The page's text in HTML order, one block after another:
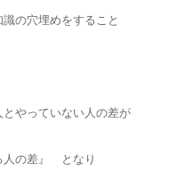
の穴埋めをすること
やっていない人の差が
人の差』 となり